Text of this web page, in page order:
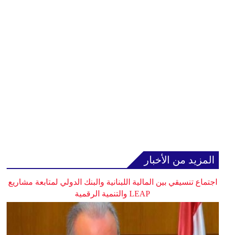
المزيد من الأخبار
اجتماع تنسيقي بين المالية اللبنانية والبنك الدولي لمتابعة مشاريع
LEAP والتنمية الرقمية